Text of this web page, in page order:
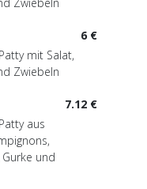
6 €
mit Salat,
Zwiebeln
7.12 €
aus
und